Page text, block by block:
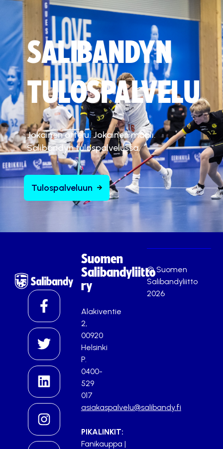
SALIBANDYN
TULOSPALVELU
Jokainen ottelu. Jokainen maali.
Salibandyn tulospalvelussa.
Tulospalveluun
Suomen
Salibandyliitto
ry
Alakiventie
2,
00920
Helsinki
P.
0400-
529
017
asiakaspalvelu@salibandy.fi
PIKALINKIT:
Fanikauppa |
© Suomen
Salibandyliitto
2026